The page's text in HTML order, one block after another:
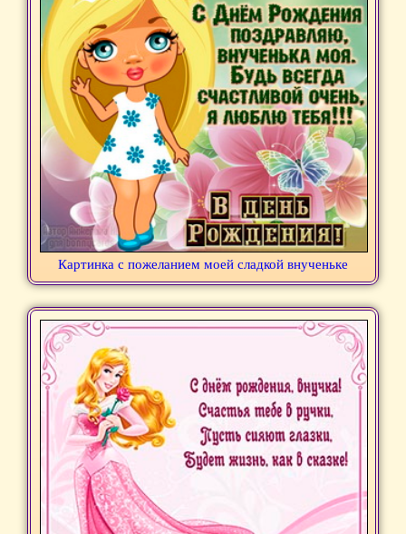
Картинка с пожеланием моей сладкой внученьке